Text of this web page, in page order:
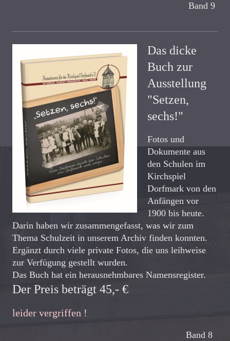
Band 9
Das dicke
Buch zur
Ausstellung
"Setzen,
sechs!"
Fotos und
Dokumente aus
den Schulen im
Kirchspiel
Dorfmark von den
Anfängen vor
1900 bis heute.
Darin haben wir zusammengefasst, was wir zum
Thema Schulzeit in unserem Archiv finden konnten.
Ergänzt durch viele private Fotos, die uns leihweise
zur Verfügung gestellt wurden.
Das Buch hat ein herausnehmbares Namensregister.
Der Preis beträgt 45,- €
leider vergriffen !
Band 8